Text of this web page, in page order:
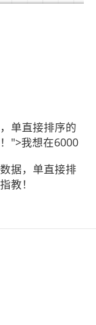
单直接排序的
">我想在6000
据，单直接排
教！